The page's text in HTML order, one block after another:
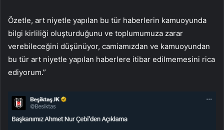
Özetle, art niyetle yapılan bu tür haberlerin kamuoyunda
bilgi kirliliği oluşturduğunu ve toplumumuza zarar
verebileceğini düşünüyor, camiamızdan ve kamuoyundan
bu tür art niyetle yapılan haberlere itibar edilmemesini rica
ediyorum.”